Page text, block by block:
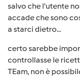
salvo che l'utente
accade che sono
a starci dietro...
certo sarebbe
controllasse le
TEam, non è